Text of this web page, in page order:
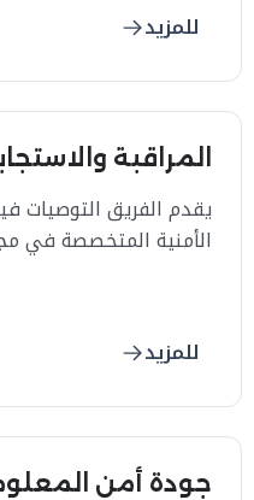
للمزيد
المراقبة
يقدم الفريق التوصيات
الأمنية المتخصصة في
للمزيد
جودة أمن